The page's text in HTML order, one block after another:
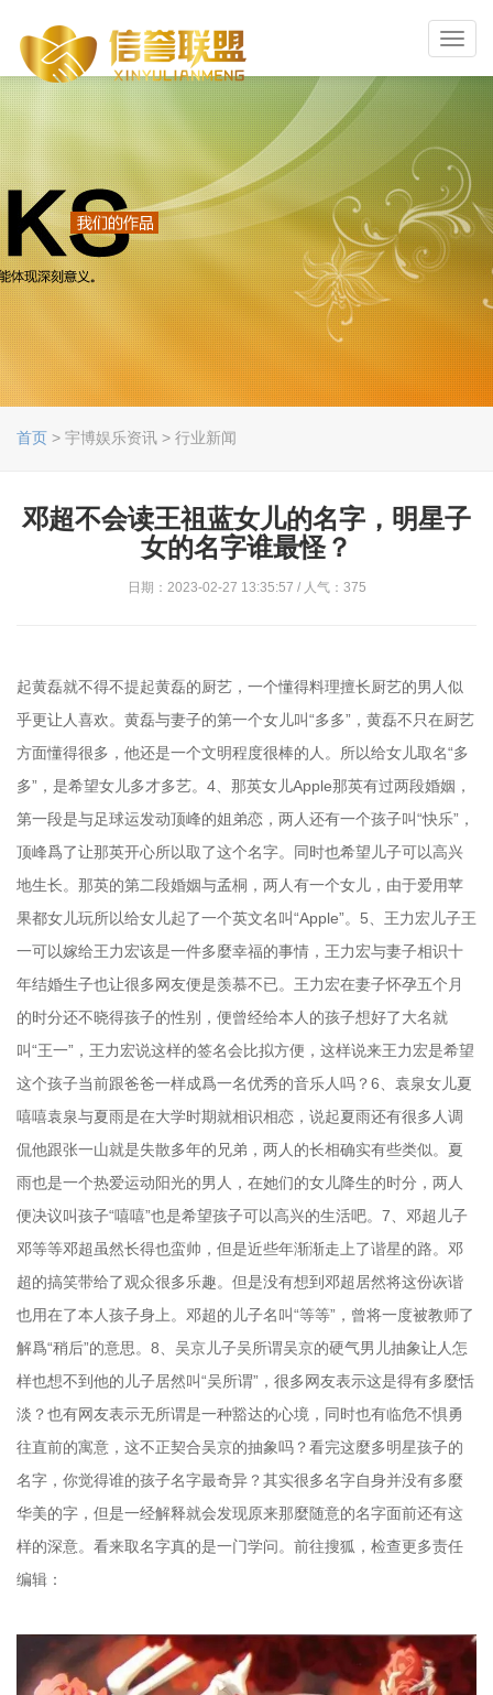
首页 > 宇博娱乐资讯 > 行业新闻
邓超不会读王祖蓝女儿的名字，明星子
女的名字谁最怪？
日期：2023-02-27 13:35:57 / 人气：375
起黄磊就不得不提起黄磊的厨艺，一个懂得料理擅长厨艺的男人似
乎更让人喜欢。黄磊与妻子的第一个女儿叫“多多”，黄磊不只在厨艺
方面懂得很多，他还是一个文明程度很棒的人。所以给女儿取名“多
多”，是希望女儿多才多艺。4、那英女儿Apple那英有过两段婚姻，
第一段是与足球运发动顶峰的姐弟恋，两人还有一个孩子叫“快乐”，
顶峰爲了让那英开心所以取了这个名字。同时也希望儿子可以高兴
地生长。那英的第二段婚姻与孟桐，两人有一个女儿，由于爱用苹
果都女儿玩所以给女儿起了一个英文名叫“Apple”。5、王力宏儿子王
一可以嫁给王力宏该是一件多麼幸福的事情，王力宏与妻子相识十
年结婚生子也让很多网友便是羡慕不已。王力宏在妻子怀孕五个月
的时分还不晓得孩子的性别，便曾经给本人的孩子想好了大名就
叫“王一”，王力宏说这样的签名会比拟方便，这样说来王力宏是希望
这个孩子当前跟爸爸一样成爲一名优秀的音乐人吗？6、袁泉女儿夏
嘻嘻袁泉与夏雨是在大学时期就相识相恋，说起夏雨还有很多人调
侃他跟张一山就是失散多年的兄弟，两人的长相确实有些类似。夏
雨也是一个热爱运动阳光的男人，在她们的女儿降生的时分，两人
便决议叫孩子“嘻嘻”也是希望孩子可以高兴的生活吧。7、邓超儿子
邓等等邓超虽然长得也蛮帅，但是近些年渐渐走上了谐星的路。邓
超的搞笑带给了观众很多乐趣。但是没有想到邓超居然将这份诙谐
也用在了本人孩子身上。邓超的儿子名叫“等等”，曾将一度被教师了
解爲“稍后”的意思。8、吴京儿子吴所谓吴京的硬气男儿抽象让人怎
样也想不到他的儿子居然叫“吴所谓”，很多网友表示这是得有多麼恬
淡？也有网友表示无所谓是一种豁达的心境，同时也有临危不惧勇
往直前的寓意，这不正契合吴京的抽象吗？看完这麼多明星孩子的
名字，你觉得谁的孩子名字最奇异？其实很多名字自身并没有多麼
华美的字，但是一经解释就会发现原来那麼随意的名字面前还有这
样的深意。看来取名字真的是一门学问。前往搜狐，检查更多责任
编辑：